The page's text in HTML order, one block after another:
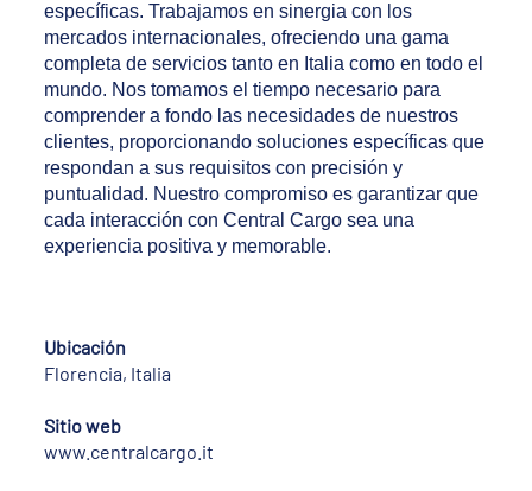
específicas. Trabajamos en sinergia con los
mercados internacionales, ofreciendo una gama
completa de servicios tanto en Italia como en todo el
mundo. Nos tomamos el tiempo necesario para
comprender a fondo las necesidades de nuestros
clientes, proporcionando soluciones específicas que
respondan a sus requisitos con precisión y
puntualidad. Nuestro compromiso es garantizar que
cada interacción con Central Cargo sea una
experiencia positiva y memorable.
Ubicación
Florencia, Italia
Sitio web
www.centralcargo.it